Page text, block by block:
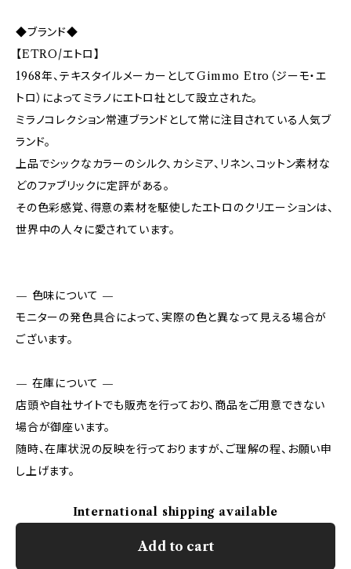
◆ブランド◆
【ETRO/エトロ】
1968年、テキスタイルメーカーとしてGimmo Etro（ジーモ・エ
トロ）によってミラノにエトロ社として設立された。
ミラノコレクション常連ブランドとして常に注目されている人気ブ
ランド。
上品でシックなカラーのシルク、カシミア、リネン、コットン素材な
どのファブリックに定評がある。
その色彩感覚、得意の素材を駆使したエトロのクリエーションは、
世界中の人々に愛されています。
— 色味について —
モニターの発色具合によって、実際の色と異なって見える場合が
ございます。
— 在庫について —
店頭や自社サイトでも販売を行っており、商品をご用意できない
場合が御座います。
随時、在庫状況の反映を行っておりますが、ご理解の程、お願い申
し上げます。
International shipping available
Add to cart